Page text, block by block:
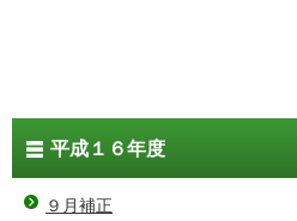
平成１６年度
９月補正